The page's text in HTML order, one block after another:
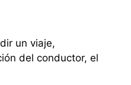
un viaje,
del conductor, el